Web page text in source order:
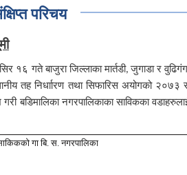
परिचय
१६ गते बाजुरा जिल्लाका मार्तडी,जुगाडा र
तह निर्धाारण तथा सिफारिस अयोगको
गरी बडिमालिका नगरपालिकाका साविकका
गा बि. स. नगरपालिका